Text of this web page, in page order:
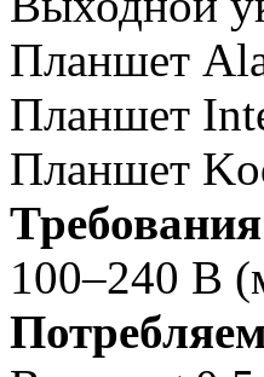
Планшет
Планшет
Планшет
100–240 В